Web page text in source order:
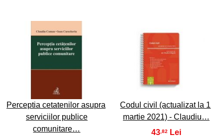
Perceptia cetatenilor asupra
serviciilor publice
comunitare…
40
Codul civil (actualizat la 1
martie 2021) - Claudiu…
43 ,82